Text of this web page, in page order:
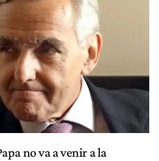
no va a venir a la